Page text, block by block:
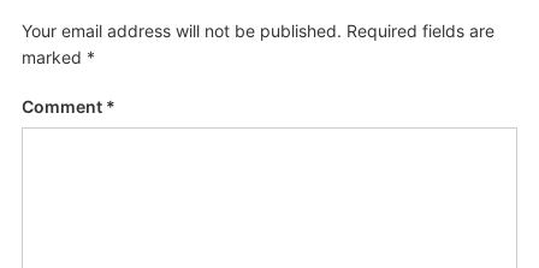
Your email address will not be published. Required fields are
marked *
Comment *